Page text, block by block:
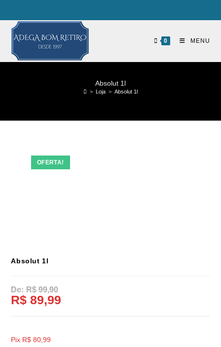
0 MENU
Absolut 1l
> Loja > Absolut 1l
OFERTA!
Absolut 1l
R$99,90
R$ 89,99
Pix R$ 80,99